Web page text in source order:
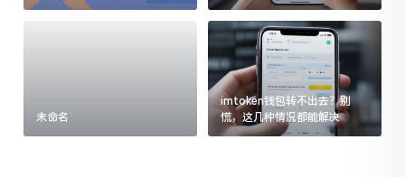
跌被套牢
未命名
imtoken钱包转不出去？别
慌，这几种情况都能解决